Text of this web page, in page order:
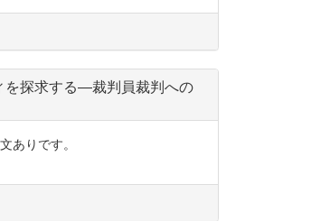
を探求する―裁判員裁判への
ありです。